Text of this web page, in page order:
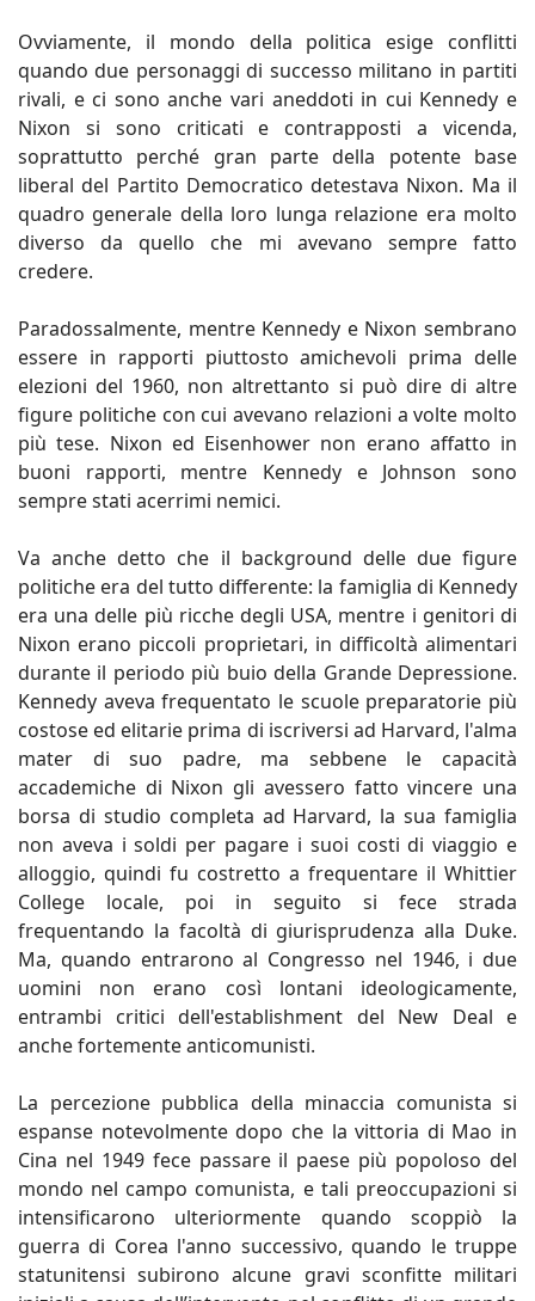
Ovviamente, il mondo della politica esige conflitti
quando due personaggi di successo militano in partiti
rivali, e ci sono anche vari aneddoti in cui Kennedy e
Nixon si sono criticati e contrapposti a vicenda,
soprattutto perché gran parte della potente base
liberal del Partito Democratico detestava Nixon. Ma il
quadro generale della loro lunga relazione era molto
diverso da quello che mi avevano sempre fatto
credere.
Paradossalmente, mentre Kennedy e Nixon sembrano
essere in rapporti piuttosto amichevoli prima delle
elezioni del 1960, non altrettanto si può dire di altre
figure politiche con cui avevano relazioni a volte molto
più tese. Nixon ed Eisenhower non erano affatto in
buoni rapporti, mentre Kennedy e Johnson sono
sempre stati acerrimi nemici.
Va anche detto che il background delle due figure
politiche era del tutto differente: la famiglia di Kennedy
era una delle più ricche degli USA, mentre i genitori di
Nixon erano piccoli proprietari, in difficoltà alimentari
durante il periodo più buio della Grande Depressione.
Kennedy aveva frequentato le scuole preparatorie più
costose ed elitarie prima di iscriversi ad Harvard, l'alma
mater di suo padre, ma sebbene le capacità
accademiche di Nixon gli avessero fatto vincere una
borsa di studio completa ad Harvard, la sua famiglia
non aveva i soldi per pagare i suoi costi di viaggio e
alloggio, quindi fu costretto a frequentare il Whittier
College locale, poi in seguito si fece strada
frequentando la facoltà di giurisprudenza alla Duke.
Ma, quando entrarono al Congresso nel 1946, i due
uomini non erano così lontani ideologicamente,
entrambi critici dell'establishment del New Deal e
anche fortemente anticomunisti.
La percezione pubblica della minaccia comunista si
espanse notevolmente dopo che la vittoria di Mao in
Cina nel 1949 fece passare il paese più popoloso del
mondo nel campo comunista, e tali preoccupazioni si
intensificarono ulteriormente quando scoppiò la
guerra di Corea l'anno successivo, quando le truppe
statunitensi subirono alcune gravi sconfitte militari